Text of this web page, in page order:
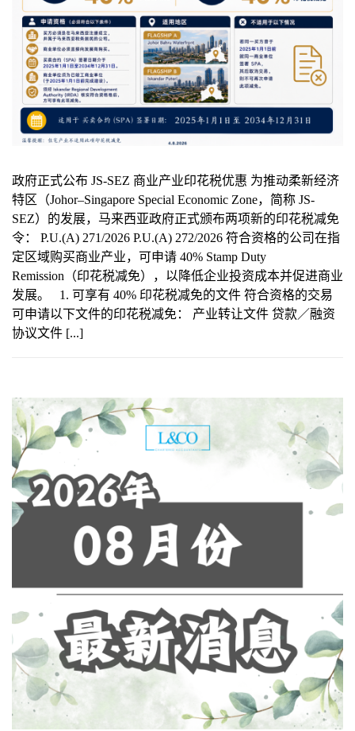
政府正式公布 JS-SEZ 商业产业印花税优惠 为推动柔新经济
特区（Johor–Singapore Special Economic Zone，简称 JS-
SEZ）的发展，马来西亚政府正式颁布两项新的印花税减免
令： P.U.(A) 271/2026 P.U.(A) 272/2026 符合资格的公司在指
定区域购买商业产业，可申请 40% Stamp Duty
Remission（印花税减免），以降低企业投资成本并促进商业
发展。 1. 可享有 40% 印花税减免的文件 符合资格的交易
可申请以下文件的印花税减免： 产业转让文件 贷款／融资
协议文件 [...]